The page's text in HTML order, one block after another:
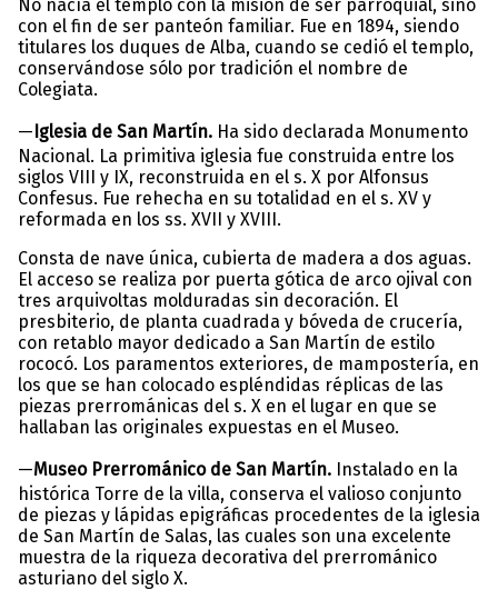
No nacía el templo con la misión de ser parroquial, sino
con el fin de ser panteón familiar. Fue en 1894, siendo
titulares los duques de Alba, cuando se cedió el templo,
conservándose sólo por tradición el nombre de
Colegiata.
—Iglesia de San Martín. Ha sido declarada Monumento
Nacional. La primitiva iglesia fue construida entre los
siglos VIII y IX, reconstruida en el s. X por Alfonsus
Confesus. Fue rehecha en su totalidad en el s. XV y
reformada en los ss. XVII y XVIII.
Consta de nave única, cubierta de madera a dos aguas.
El acceso se realiza por puerta gótica de arco ojival con
tres arquivoltas molduradas sin decoración. El
presbiterio, de planta cuadrada y bóveda de crucería,
con retablo mayor dedicado a San Martín de estilo
rococó. Los paramentos exteriores, de mampostería, en
los que se han colocado espléndidas réplicas de las
piezas prerrománicas del s. X en el lugar en que se
hallaban las originales expuestas en el Museo.
—Museo Prerrománico de San Martín. Instalado en la
histórica Torre de la villa, conserva el valioso conjunto
de piezas y lápidas epigráficas procedentes de la iglesia
de San Martín de Salas, las cuales son una excelente
muestra de la riqueza decorativa del prerrománico
asturiano del siglo X.